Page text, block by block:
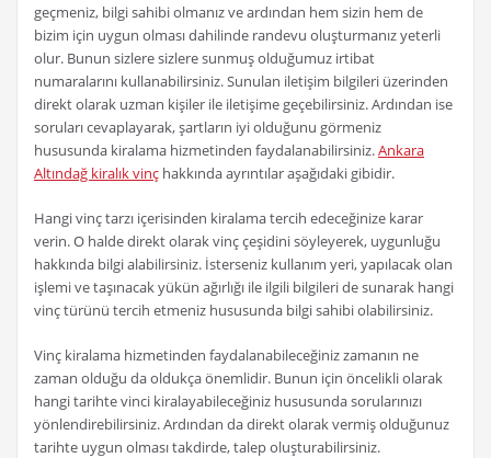
geçmeniz, bilgi sahibi olmanız ve ardından hem sizin hem de
bizim için uygun olması dahilinde randevu oluşturmanız yeterli
olur. Bunun sizlere sizlere sunmuş olduğumuz irtibat
numaralarını kullanabilirsiniz. Sunulan iletişim bilgileri üzerinden
direkt olarak uzman kişiler ile iletişime geçebilirsiniz. Ardından ise
soruları cevaplayarak, şartların iyi olduğunu görmeniz
hususunda kiralama hizmetinden faydalanabilirsiniz.Ankara
Altındağ kiralık vinç hakkında ayrıntılar aşağıdaki gibidir.
Hangi vinç tarzı içerisinden kiralama tercih edeceğinize karar
verin. O halde direkt olarak vinç çeşidini söyleyerek, uygunluğu
hakkında bilgi alabilirsiniz. İsterseniz kullanım yeri, yapılacak olan
işlemi ve taşınacak yükün ağırlığı ile ilgili bilgileri de sunarak hangi
vinç türünü tercih etmeniz hususunda bilgi sahibi olabilirsiniz.
Vinç kiralama hizmetinden faydalanabileceğiniz zamanın ne
zaman olduğu da oldukça önemlidir. Bunun için öncelikli olarak
hangi tarihte vinci kiralayabileceğiniz hususunda sorularınızı
yönlendirebilirsiniz. Ardından da direkt olarak vermiş olduğunuz
tarihte uygun olması takdirde, talep oluşturabilirsiniz.